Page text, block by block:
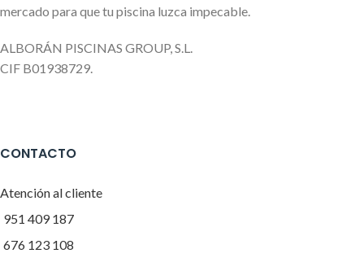
mercado para que tu piscina luzca impecable.
ALBORÁN PISCINAS GROUP, S.L.
CIF B01938729.
CONTACTO
Atención al cliente
951 409 187
676 123 108